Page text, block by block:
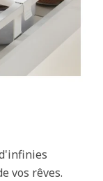
vos rêves.